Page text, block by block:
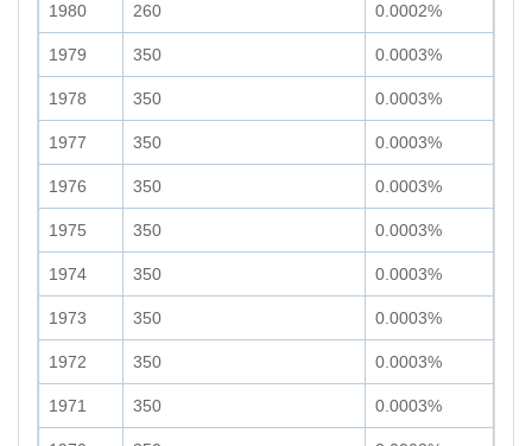
1980 260 0.0002%
1979 350 0.0003%
1978 350 0.0003%
1977 350 0.0003%
1976 350 0.0003%
1975 350 0.0003%
1974 350 0.0003%
1973 350 0.0003%
1972 350 0.0003%
1971 350 0.0003%